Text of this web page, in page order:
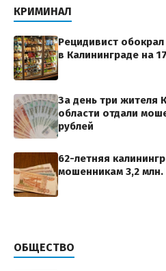
КРИМИНАЛ
Рецидивист
в Калининграде на
За день три жителя
области отдали
рублей
62-летняя
мошенникам 3,2 млн.
ОБЩЕСТВО